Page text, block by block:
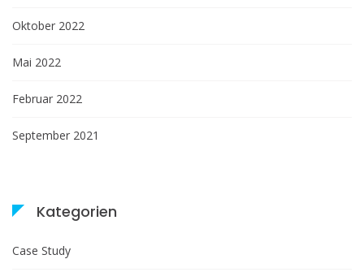
Oktober 2022
Mai 2022
Februar 2022
September 2021
Kategorien
Case Study